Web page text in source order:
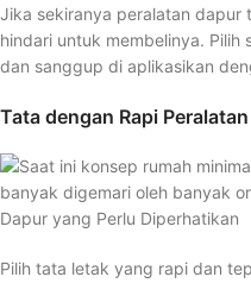
Jika sekiranya peralatan
hindari untuk membelinya.
dan sanggup di aplikasikan
Tata dengan Rapi
Pilih tata letak yang rapi dan